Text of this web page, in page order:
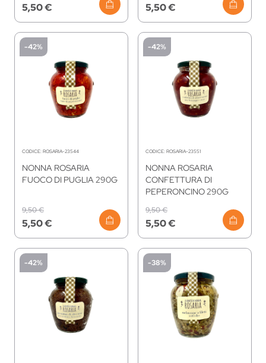
5,50 € 5,50 €
-42%
CODICE: ROSARIA-23544
NONNA ROSARIA
FUOCO DI PUGLIA 290G
5,50 €
9,50 €
-42%
CODICE: ROSARIA-23551
NONNA ROSARIA
CONFETTURA DI
PEPERONCINO 290G
5,50 €
9,50 €
-42% -38%